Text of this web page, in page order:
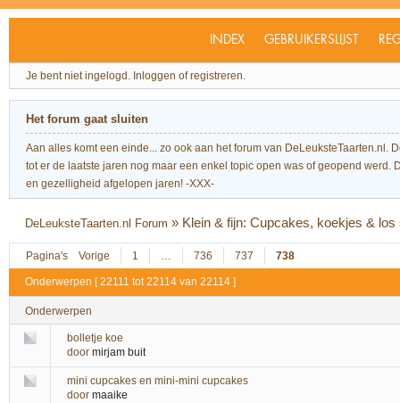
INDEX GEBRUIKERSLIJST
Je bent niet ingelogd. Inloggen of registreren.
Het forum gaat sluiten
Aan alles komt een einde... zo ook aan het forum van
tot er de laatste jaren nog maar een enkel topic open was of geopend
en gezelligheid afgelopen jaren! -XXX-
DeLeuksteTaarten.nl Forum » Klein & fijn: Cupcakes, koekjes &
Pagina's Vorige 1 … 736 737 738
Onderwerpen [ 22111 tot 22114 van 22114 ]
Onderwerpen
bolletje koe
door mirjam buit
mini cupcakes en mini-mini cupcakes
door maaike